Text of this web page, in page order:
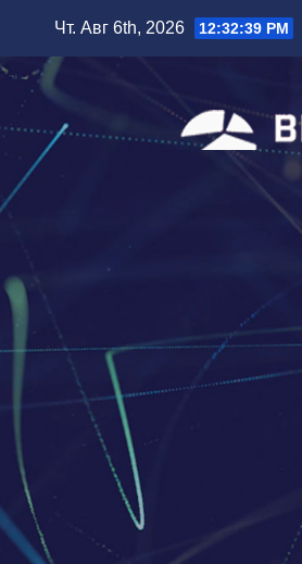
содержимому
Чт. Авг 6th, 2026 12:32:41 PM